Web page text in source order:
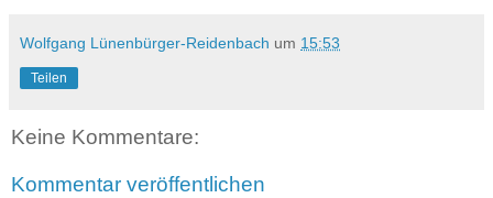
Wolfgang Lünenbürger-Reidenbach um 15:53
Teilen
Keine Kommentare:
Kommentar veröffentlichen